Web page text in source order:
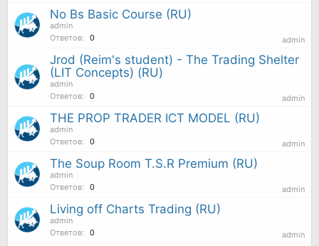
No Bs Basic Course (RU)
admin
Ответов:
0 admin
Jrod (Reim's student) - The Trading Shelter
(LIT Concepts) (RU)
admin
Ответов:
0 admin
THE PROP TRADER ICT MODEL (RU)
admin
Ответов:
0 admin
The Soup Room T.S.R Premium (RU)
admin
Ответов:
0 admin
Living off Charts Trading (RU)
admin
Ответов:
0 admin